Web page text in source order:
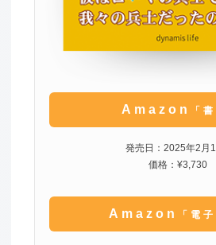
Amazon 「
発売日：2025年2月
価格：¥3,730
Amazon 「電